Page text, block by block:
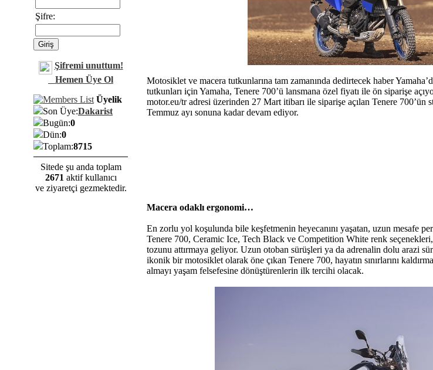
Şifre:
Şifremi unuttum!
Hemen Üye Ol
Üyelik
Son Üye:Dakarist
Bugün:0
Dün:0
Toplam:8715
Sitede şu anda toplam
2671 aktif kullanıcı
ve ziyaretçi gezmektedir.
Motosiklet ve macera tutkunlarına tam zamanında dedirtecek haber
tutkunları için Yamaha, Tenere 700’ü lansmana özel fiyatı ile ön siparişe
motor.eu/tr adresi üzerinden 27 Mart itibarı ile siparişe açılan Tenere 700’ün
Temmuz ayı sonuna kadar devam ediyor.
Macera odaklı ergonomi…
En zorlu yol koşulunda bile keşfetmenin heyecanını yaşatan, uzun mesafe
Tenere 700, Ceramic Ice, Tech Black ve Competition White renk
tozunu attırmaya geliyor. Uzun otoban sürüşleri ya da adrenalin dolu arazi
ikonik bir motosiklet olarak öne çıkan Tenere 700, hayatın sınırlarını
almayı yaşam felsefesine dönüştürenlerin ilk tercihi olacak.